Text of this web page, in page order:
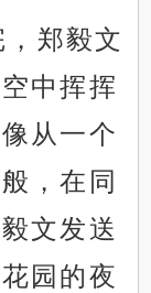
郑毅文
中挥挥
从一个
，在同
文发送
园的夜